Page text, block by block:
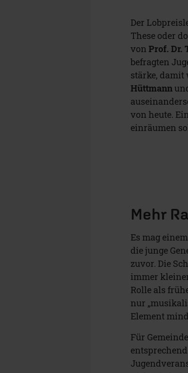
Der
These oder
vonProf. Dr.
befragten
stärke, damit
Hüttmann
von heute.
einräumen
Mehr
Es mag
die junge
zuvor. Die
immer
Rolle als
nur
Element
Für